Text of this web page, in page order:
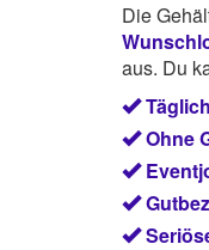
Die
aus. Du
Ohne